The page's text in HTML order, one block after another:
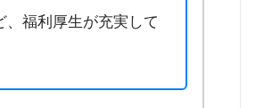
、福利厚生が充実して